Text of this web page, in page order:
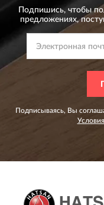
Подпишись, чтобы
предложениях,
Подписываясь, Вы